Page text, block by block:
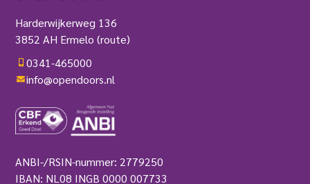
Harderwijkerweg 136
3852 AH Ermelo(route)
0341-465000
info@opendoors.nl
ANBI-/RSIN-nummer: 2779250
IBAN: NL08 INGB 0000 007733